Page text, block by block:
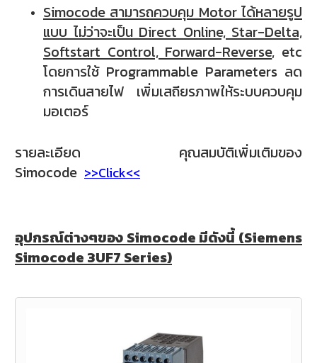
Simocode สามารถควบคุม Motor ได้หลายรูป
แบบ ไม่ว่าจะเป็น Direct Online, Star-Delta,
Softstart Control, Forward-Reverse, etc
โดยการใช้ Programmable Parameters ลด
การเดินสายไฟ เพิ่มเสถียรภาพให้ระบบควบคุม
มอเตอร์
รายละเอียด คุณสมบัติเพิ่มเติมของ
Simocode >>Click<<
อุปกรณ์ต่างๆของ Simocode มีดังนี้ (Siemens
Simocode 3UF7 Series)